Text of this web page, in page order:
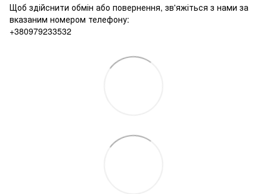
Щоб здійснити обмін або повернення, зв'яжіться з нами за
вказаним номером телефону:
+380979233532